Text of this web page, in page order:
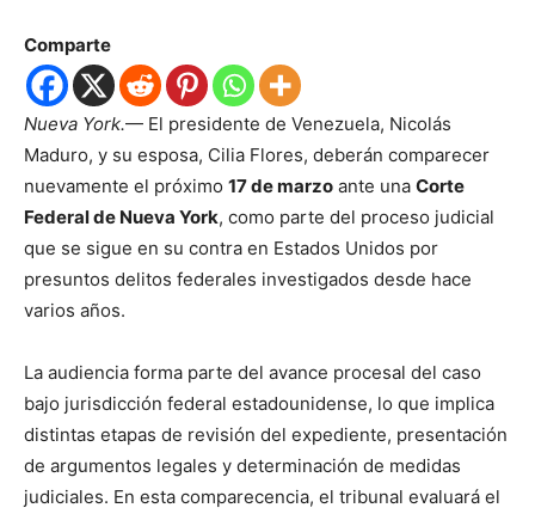
Comparte
Nueva York.— El presidente de Venezuela, Nicolás
Maduro, y su esposa, Cilia Flores, deberán comparecer
nuevamente el próximo 17 de marzo ante una Corte
Federal de Nueva York, como parte del proceso judicial
que se sigue en su contra en Estados Unidos por
presuntos delitos federales investigados desde hace
varios años.
La audiencia forma parte del avance procesal del caso
bajo jurisdicción federal estadounidense, lo que implica
distintas etapas de revisión del expediente, presentación
de argumentos legales y determinación de medidas
judiciales. En esta comparecencia, el tribunal evaluará el